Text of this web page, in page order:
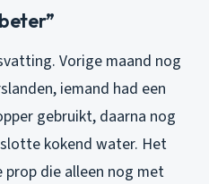
Vorige maand nog
iemand had een
gebruikt, daarna nog
kokend water. Het
die alleen nog met